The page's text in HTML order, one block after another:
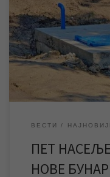
Елемиру, Меленцима,
начин додатно је
насељеним местима.
Граду Зрењанину има
чине […]
ВЕСТИ
ПЕТ
НОВЕ